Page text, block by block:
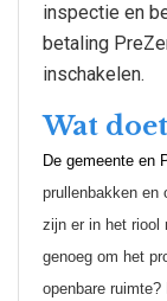
inspectie en
betaling
inschakelen.
Wat
De gemeente en
prullenbakken en
zijn er in het riool
genoeg om het
openbare